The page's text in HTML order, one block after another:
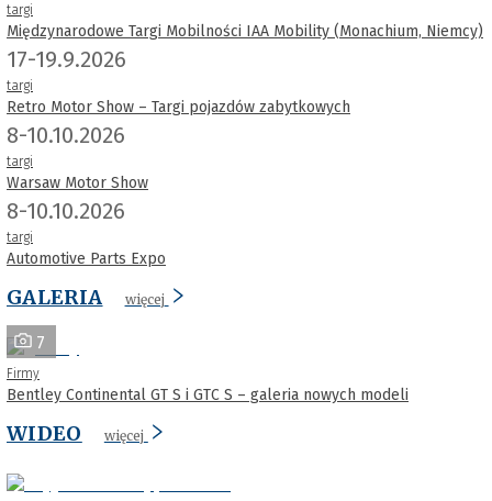
targi
Międzynarodowe Targi Mobilności IAA Mobility (Monachium, Niemcy)
17-19.9.2026
targi
Retro Motor Show – Targi pojazdów zabytkowych
8-10.10.2026
targi
Warsaw Motor Show
8-10.10.2026
targi
Automotive Parts Expo
GALERIA więcej
7
Firmy
Bentley Continental GT S i GTC S – galeria nowych modeli
WIDEO więcej